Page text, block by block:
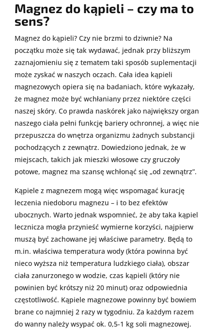
Magnez do kąpieli – czy ma to
sens?
Magnez do kąpieli? Czy nie brzmi to dziwnie? Na
początku może się tak wydawać, jednak przy bliższym
zaznajomieniu się z tematem taki sposób suplementacji
może zyskać w naszych oczach. Cała idea kąpieli
magnezowych opiera się na badaniach, które wykazały,
że magnez może być wchłaniany przez niektóre części
naszej skóry. Co prawda naskórek jako największy organ
naszego ciała pełni funkcję bariery ochronnej, a więc nie
przepuszcza do wnętrza organizmu żadnych substancji
pochodzących z zewnątrz. Dowiedziono jednak, że w
miejscach, takich jak mieszki włosowe czy gruczoły
potowe, magnez ma szansę wchłonąć się „od zewnątrz”.
Kąpiele z magnezem mogą więc wspomagać kurację
leczenia niedoboru magnezu – i to bez efektów
ubocznych. Warto jednak wspomnieć, że aby taka kąpiel
lecznicza mogła przynieść wymierne korzyści, najpierw
muszą być zachowane jej właściwe parametry. Będą to
m.in. właściwa temperatura wody (która powinna być
nieco wyższa niż temperatura ludzkiego ciała), obszar
ciała zanurzonego w wodzie, czas kąpieli (który nie
powinien być krótszy niż 20 minut) oraz odpowiednia
częstotliwość. Kąpiele magnezowe powinny być bowiem
brane co najmniej 2 razy w tygodniu. Za każdym razem
do wanny należy wsypać ok. 0,5-1 kg soli magnezowej.